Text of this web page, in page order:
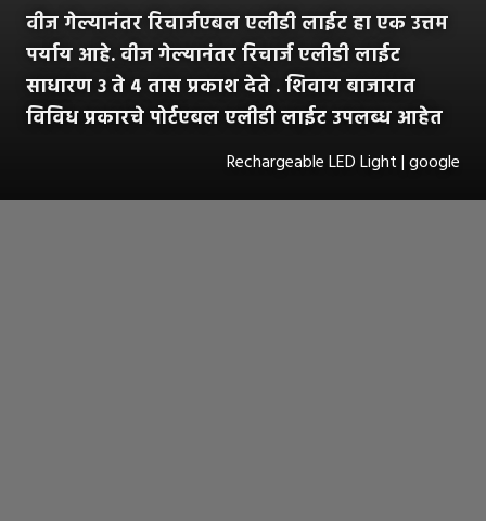
वीज गेल्यानंतर रिचार्जएबल एलीडी लाईट हा एक उत्तम
पर्याय आहे. वीज गेल्यानंतर रिचार्ज एलीडी लाईट
साधारण ३ ते ४ तास प्रकाश देते . शिवाय बाजारात
विविध प्रकारचे पोर्टएबल एलीडी लाईट उपलब्ध आहेत
Rechargeable LED Light | google